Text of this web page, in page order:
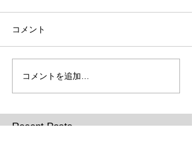
コメント
コメントを追加…
Recent Posts